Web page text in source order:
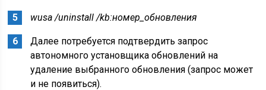
wusa /uninstall /kb:номер_обновления
Далее потребуется подтвердить запрос
автономного установщика обновлений на
удаление выбранного обновления (запрос может
и не появиться).